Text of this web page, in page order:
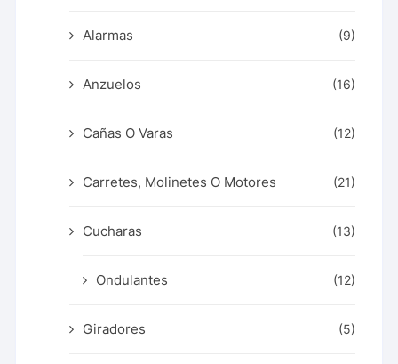
Alarmas (9)
Anzuelos (16)
Cañas O Varas (12)
Carretes, Molinetes O Motores (21)
Cucharas (13)
Ondulantes (12)
Giradores (5)